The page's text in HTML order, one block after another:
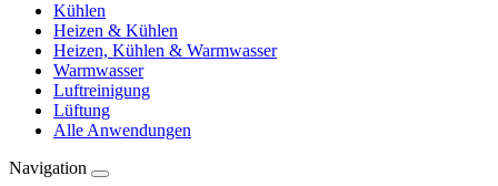
Kühlen
Heizen & Kühlen
Heizen, Kühlen & Warmwasser
Warmwasser
Luftreinigung
Lüftung
Alle Anwendungen
Navigation